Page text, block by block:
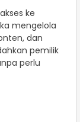
ke
mengelola
dan
pemilik
perlu